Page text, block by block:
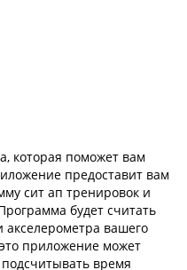
которая поможет вам
предоставит вам
сит ап тренировок и
будет считать
вашего
приложение может
время